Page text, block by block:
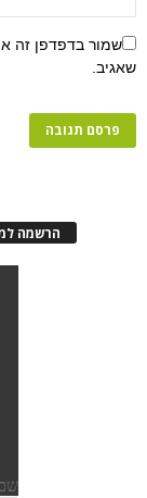
שמור בדפדפן זה
שאגיב.
הרשמה